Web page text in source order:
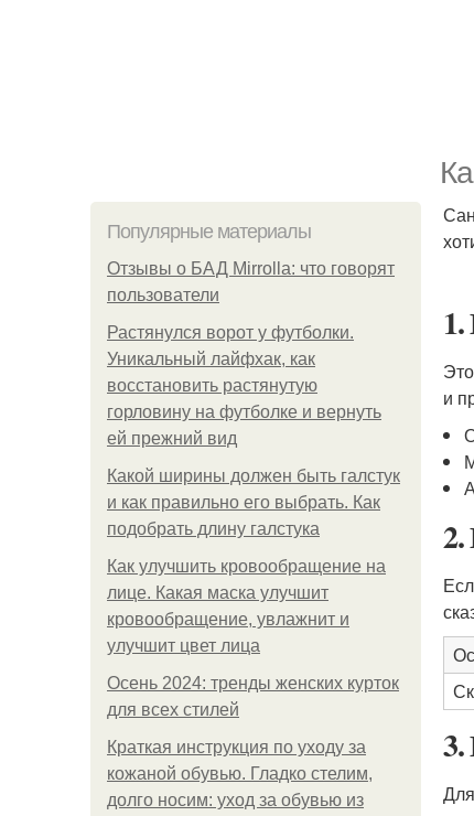
Популярные материалы
Отзывы о БАД Mirrolla: что говорят
пользователи
Растянулся ворот у футболки.
Уникальный лайфхак, как
восстановить растянутую
горловину на футболке и вернуть
ей прежний вид
Какой ширины должен быть галстук
и как правильно его выбрать. Как
подобрать длину галстука
Как улучшить кровообращение на
лице. Какая маска улучшит
кровообращение, увлажнит и
улучшит цвет лица
Осень 2024: тренды женских курток
для всех стилей
Краткая инструкция по уходу за
кожаной обувью. Гладко стелим,
долго носим: уход за обувью из
и